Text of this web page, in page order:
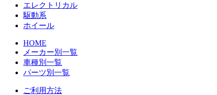
エレクトリカル
駆動系
ホイール
HOME
メーカー別一覧
車種別一覧
パーツ別一覧
ご利用方法